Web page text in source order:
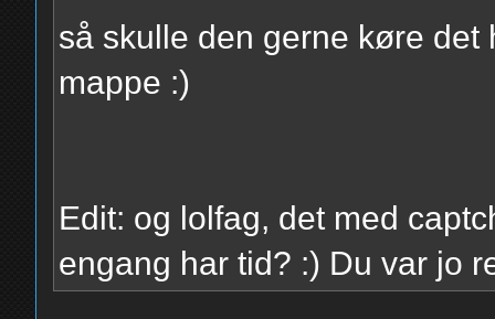
så skulle den gerne køre det
mappe :)
Edit: og lolfag, det med
engang har tid? :) Du var jo